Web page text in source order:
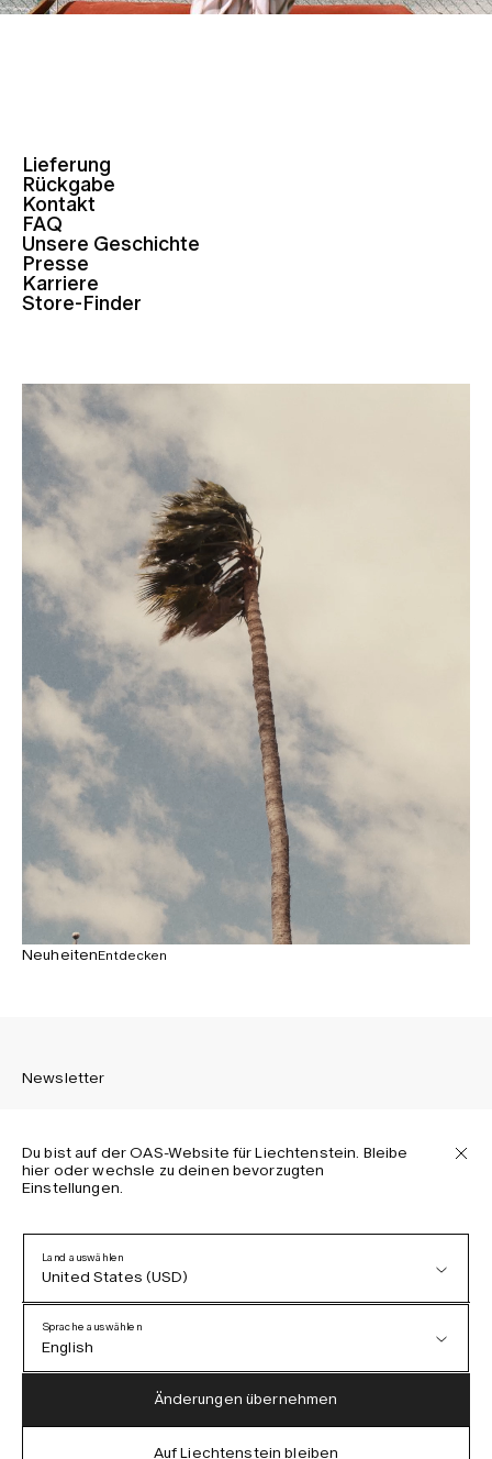
Lieferung
Rückgabe
Kontakt
FAQ
Unsere Geschichte
Presse
Karriere
Store-Finder
NeuheitenEntdecken
Newsletter
Melden Sie sich an, um die neuesten Informationen über
Datenschutzerklärung
AGB
Barrierefreiheit
Cookie-Richtlinie
Du bist auf der OAS-Website für Liechtenstein. Bleibe
hier oder wechsle zu deinen bevorzugten
Einstellungen.
Land auswählen
United States (USD)
Austria (EUR)
Sprache auswählen
English
German
Änderungen übernehmen
Auf Liechtenstein bleiben